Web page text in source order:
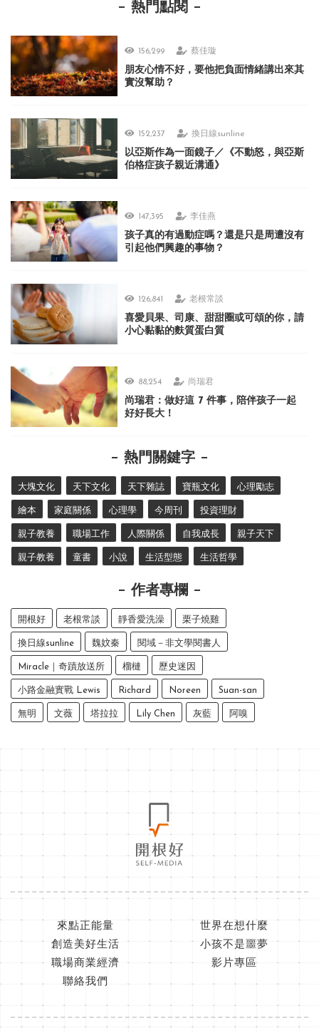
熱門點閱
156,299 蔡佳璇
朋友心情不好，要他把負面情緒講出來其
實沒幫助？
152,237 換日線sunline
以亞斯作為一面鏡子／《不動怒，與亞斯
伯格症孩子親近溝通》
147,395 李佳燕
孩子真的有過動症嗎？還是只是周遭沒有
引起他們興趣的事物？
126,841 老根常談
喜愛貝果、司康、甜甜圈或可頌的你，請
小心黏黏的麩質蛋白質
88,254 尚瑞君
尚瑞君：做好這 7 件事，陪伴孩子一起
好好長大！
熱門關鍵字
大塊文化 天下文化 天下雜誌 寶瓶文化 心理勵志
繪本 家庭關係 心理學 今周刊 投資理財
親子教養 職場工作 人際關係 自我成長 親子天下
親子教養 童書 小說 生活型態 生活哲學
作者專欄
開根好 老根常談 靜香愛洗澡 栗子燒雞
換日線sunline 魏妏秦 閱域－非文學閱書人
Miracle｜奇蹟放送所 榴槤 歷史迷因
小路金融實戰 Lewis Richard Noreen Suan-san
無明 文薇 塔拉拉 Lily Chen 灰藍 阿嗅
來點正能量
世界在想什麼
創造美好生活
小孩不是噩夢
職場商業經濟
影片專區
聯絡我們